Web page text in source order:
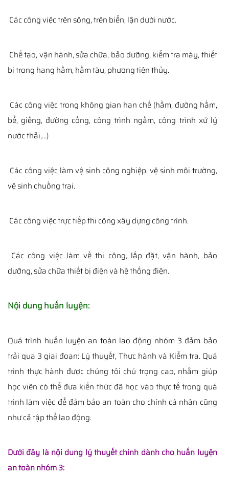
Các công việc trên sông, trên biển, lặn dưới nước.
Chế tạo, vận hành, sửa chữa, bảo dưỡng, kiểm tra máy, thiết
bị trong hang hầm, hầm tàu, phương tiện thủy.
Các công việc trong không gian hạn chế (hầm, đường hầm,
bể, giếng, đường cống, công trình ngầm, công trình xử lý
nước thải,…)
Các công việc làm vệ sinh công nghiệp, vệ sinh môi trường,
vệ sinh chuồng trại.
Các công việc trực tiếp thi công xây dựng công trình.
Các công việc làm về thi công, lắp đặt, vận hành, bảo
dưỡng, sửa chữa thiết bị điện và hệ thống điện.
Nội dung huấn luyện:
Quá trình huấn luyện an toàn lao động nhóm 3 đảm bảo
trải qua 3 giai đoạn: Lý thuyết, Thực hành và Kiểm tra. Quá
trình thực hành được chúng tôi chú trọng cao, nhằm giúp
học viên có thể đưa kiến thức đã học vào thực tế trong quá
trình làm việc để đảm bảo an toàn cho chính cá nhân cũng
như cả tập thể lao động.
Dưới đây là nội dung lý thuyết chính dành cho huấn luyện
an toàn nhóm 3: